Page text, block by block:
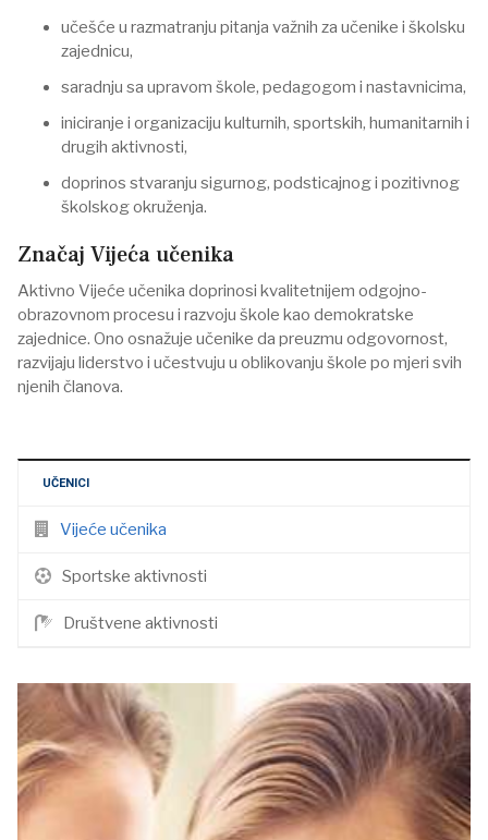
učešće u razmatranju pitanja važnih za učenike i školsku
zajednicu,
saradnju sa upravom škole, pedagogom i nastavnicima,
iniciranje i organizaciju kulturnih, sportskih, humanitarnih i
drugih aktivnosti,
doprinos stvaranju sigurnog, podsticajnog i pozitivnog
školskog okruženja.
Značaj Vijeća učenika
Aktivno Vijeće učenika doprinosi kvalitetnijem odgojno-
obrazovnom procesu i razvoju škole kao demokratske
zajednice. Ono osnažuje učenike da preuzmu odgovornost,
razvijaju liderstvo i učestvuju u oblikovanju škole po mjeri svih
njenih članova.
UČENICI
Vijeće učenika
Sportske aktivnosti
Društvene aktivnosti